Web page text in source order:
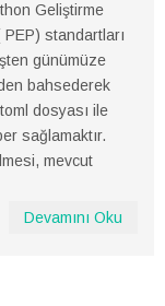
Geliştirme
standartları
günümüze
bahsederek
dosyası ile
sağlamaktır.
mevcut
Devamını Oku